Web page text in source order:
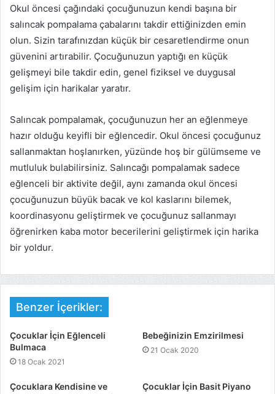
Okul öncesi çağındaki çocuğunuzun kendi başına bir
salıncak pompalama çabalarını takdir ettiğinizden emin
olun. Sizin tarafınızdan küçük bir cesaretlendirme onun
güvenini artırabilir. Çocuğunuzun yaptığı en küçük
gelişmeyi bile takdir edin, genel fiziksel ve duygusal
gelişim için harikalar yaratır.
Salıncak pompalamak, çocuğunuzun her an eğlenmeye
hazır olduğu keyifli bir eğlencedir. Okul öncesi çocuğunuz
sallanmaktan hoşlanırken, yüzünde hoş bir gülümseme ve
mutluluk bulabilirsiniz. Salıncağı pompalamak sadece
eğlenceli bir aktivite değil, aynı zamanda okul öncesi
çocuğunuzun büyük bacak ve kol kaslarını bilemek,
koordinasyonu geliştirmek ve çocuğunuz sallanmayı
öğrenirken kaba motor becerilerini geliştirmek için harika
bir yoldur.
Benzer İçerikler:
Çocuklar İçin Eğlenceli
Bulmaca
18 Ocak 2021
Bebeğinizin Emzirilmesi
21 Ocak 2020
Çocuklara Kendisine ve
Çocuklar İçin Basit Piyano